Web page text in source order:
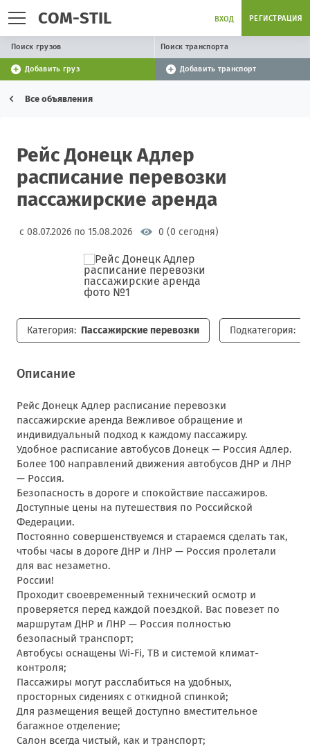
COM-STIL ВХОД РЕГИСТРАЦИЯ
Поиск грузов Поиск транспорта
Добавить груз Добавить транспорт
Все объявления
Рейс Донецк Адлер
расписание перевозки
пассажирские аренда
с 08.07.2026 по 15.08.2026 0 (0 сегодня)
Категория: Пассажирские перевозки Подкатегория:
Описание
Рейс Донецк Адлер расписание перевозки
пассажирские аренда Вежливое обращение и
индивидуальный подход к каждому пассажиру.
Удобное расписание автобусов Донецк — Россия Адлер.
Более 100 направлений движения автобусов ДНР и ЛНР
— Россия.
Безопасность в дороге и спокойствие пассажиров.
Доступные цены на путешествия по Российской
Федерации.
Постоянно совершенствуемся и стараемся сделать так,
чтобы часы в дороге ДНР и ЛНР — Россия пролетали
для вас незаметно.
России!
Проходит своевременный технический осмотр и
проверяется перед каждой поездкой. Вас повезет по
маршрутам ДНР и ЛНР — Россия полностью
безопасный транспорт;
Автобусы оснащены Wi-Fi, ТВ и системой климат-
контроля;
Пассажиры могут расслабиться на удобных,
просторных сидениях с откидной спинкой;
Для размещения вещей доступно вместительное
багажное отделение;
Салон всегда чистый, как и транспорт;